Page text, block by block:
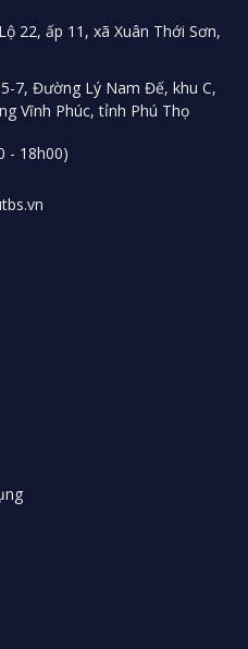
22, ấp 11, xã Xuân Thới Sơn,
7, Đường Lý Nam Đế, khu C,
Vĩnh Phúc, tỉnh Phú Thọ
- 18h00)